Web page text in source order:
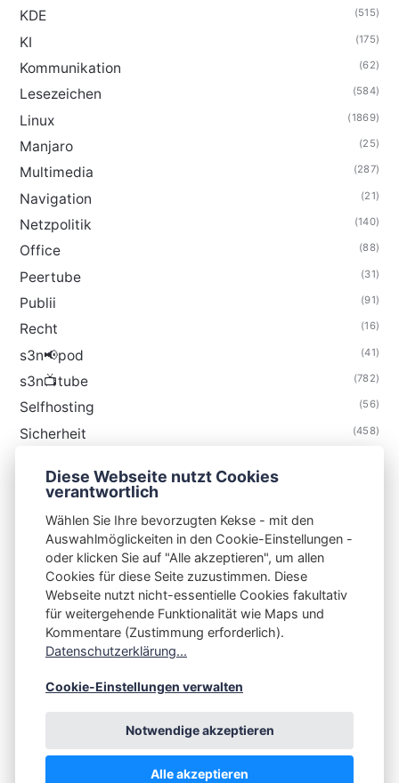
KDE (515)
KI (175)
Kommunikation (62)
Lesezeichen (584)
Linux (1869)
Manjaro (25)
Multimedia (287)
Navigation (21)
Netzpolitik (140)
Office (88)
Peertube (31)
Publii (91)
Recht (16)
s3n📢pod (41)
s3n📺tube (782)
Selfhosting (56)
Sicherheit (458)
Thunderbird
S3N🧩NET
Integrating Open-Source Blog Network (iOSBN)
Impressum
Kontakt
Diese Webseite nutzt Cookies
verantwortlich
Wählen Sie Ihre bevorzugten Kekse - mit den
Auswahlmöglickeiten in den Cookie-Einstellungen -
oder klicken Sie auf "Alle akzeptieren", um allen
Cookies für diese Seite zuzustimmen. Diese
Webseite nutzt nicht-essentielle Cookies fakultativ
für weitergehende Funktionalität wie Maps und
Kommentare (Zustimmung erforderlich).
Datenschutzerklärung...
Cookie-Einstellungen verwalten
Notwendige akzeptieren
Alle akzeptieren